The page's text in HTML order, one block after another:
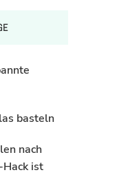
basteln
nach
ist